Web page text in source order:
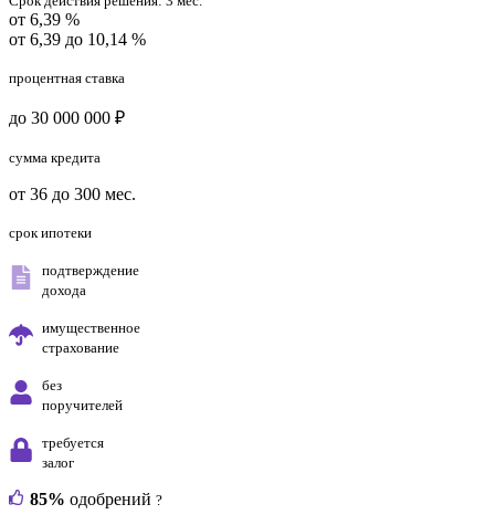
от 6,39 %
от 6,39 до 10,14 %
процентная ставка
до 30 000 000 ₽
сумма кредита
от 36 до 300 мес.
срок ипотеки
подтверждение
дохода
имущественное
страхование
без
поручителей
требуется
залог
85% одобрений ?